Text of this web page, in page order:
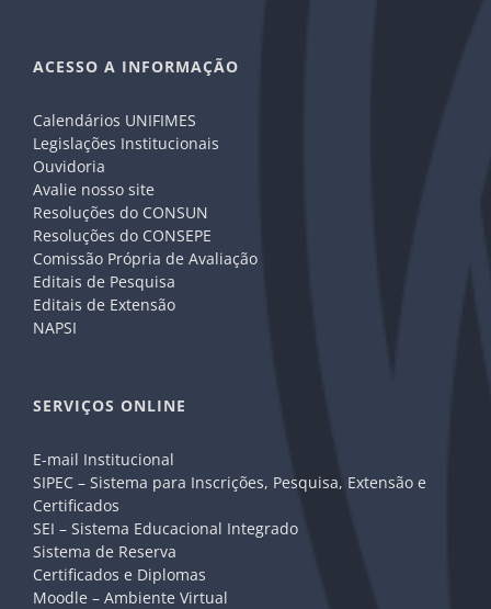
ACESSO A INFORMAÇÃO
Calendários UNIFIMES
Legislações Institucionais
Ouvidoria
Avalie nosso site
Resoluções do CONSUN
Resoluções do CONSEPE
Comissão Própria de Avaliação
Editais de Pesquisa
Editais de Extensão
NAPSI
SERVIÇOS ONLINE
E-mail Institucional
SIPEC – Sistema para Inscrições, Pesquisa, Extensão e
Certificados
SEI – Sistema Educacional Integrado
Sistema de Reserva
Certificados e Diplomas
Moodle – Ambiente Virtual